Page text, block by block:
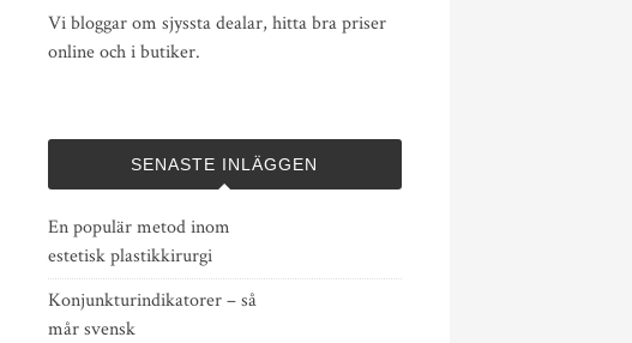
Vi bloggar om sjyssta dealar, hitta bra priser
online och i butiker.
SENASTE INLÄGGEN
En populär metod inom
estetisk plastikkirurgi
Konjunkturindikatorer – så
mår svensk